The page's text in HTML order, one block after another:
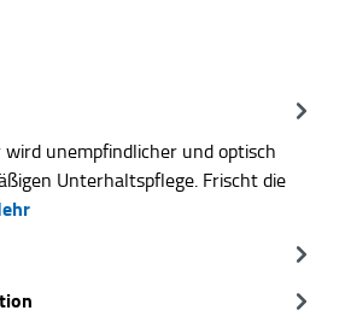
unempfindlicher und optisch
Unterhaltspflege. Frischt die